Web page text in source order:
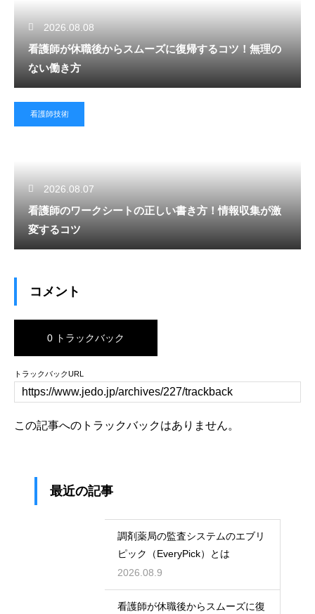
2026.08.08
看護師が休職後からスムーズに復帰するコツ！無理の
ない働き方
看護師技術
2026.08.07
看護師のワークシートの正しい書き方！情報収集が激
変するコツ
コメント
0 トラックバック
トラックバックURL
この記事へのトラックバックはありません。
最近の記事
調剤薬局の監査システムのエブリ
ピック（EveryPick）とは
2026.08.9
看護師が休職後からスムーズに復